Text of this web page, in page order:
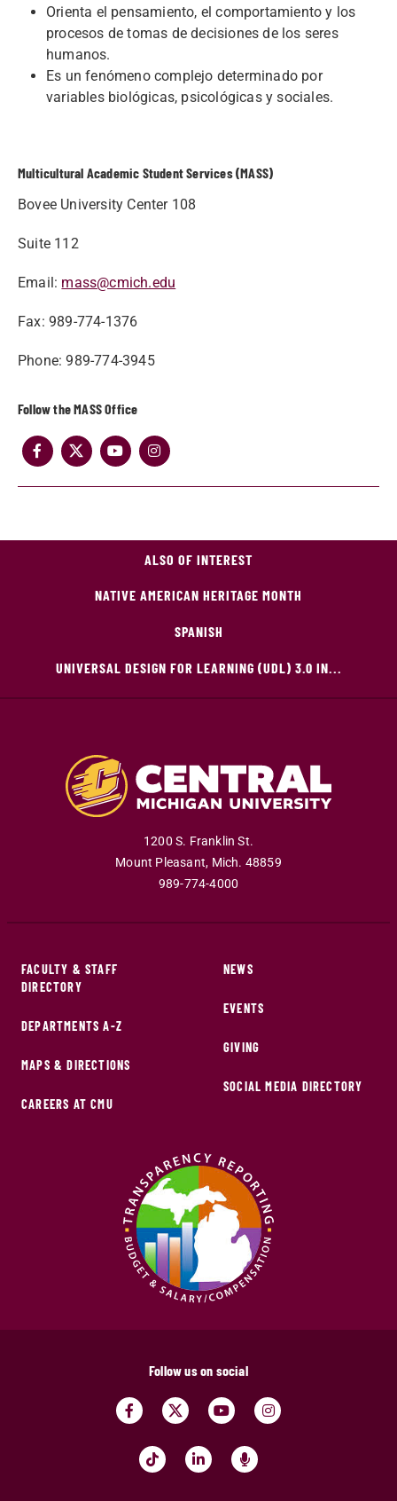
Orienta el pensamiento, el comportamiento y los
procesos de tomas de decisiones de los seres
humanos.
Es un fenómeno complejo determinado por
variables biológicas, psicológicas y sociales.
Multicultural Academic Student Services (MASS)
Bovee University Center 108
Suite 112
Email: mass@cmich.edu
Fax: 989-774-1376
Phone: 989-774-3945
Follow the MASS Office
ALSO OF INTEREST
NATIVE AMERICAN HERITAGE MONTH
SPANISH
UNIVERSAL DESIGN FOR LEARNING (UDL) 3.0 IN...
1200 S. Franklin St.
Mount Pleasant, Mich. 48859
989-774-4000
FACULTY & STAFF
DIRECTORY
DEPARTMENTS A-Z
MAPS & DIRECTIONS
CAREERS AT CMU
NEWS
EVENTS
GIVING
SOCIAL MEDIA DIRECTORY
Follow us on social